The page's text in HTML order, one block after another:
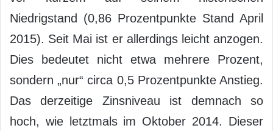
Niedrigstand (0,86 Prozentpunkte Stand April
2015). Seit Mai ist er allerdings leicht anzogen.
Dies bedeutet nicht etwa mehrere Prozent,
sondern „nur“ circa 0,5 Prozentpunkte Anstieg.
Das derzeitige Zinsniveau ist demnach so
hoch, wie letztmals im Oktober 2014. Dieser